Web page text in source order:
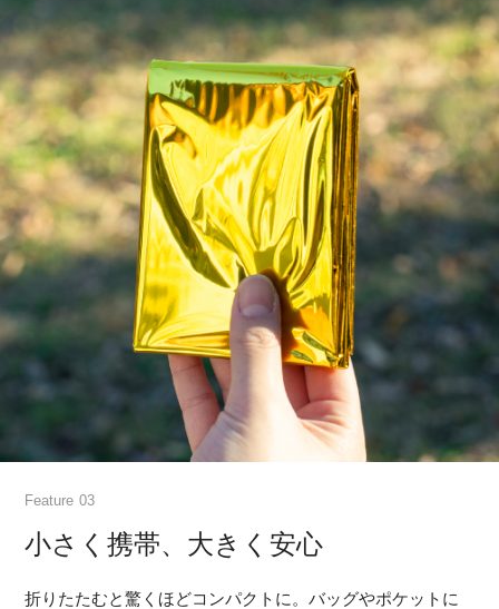
Feature
小さく携帯、大きく安心
折りたたむと驚くほどコンパクトに。バッグやポケットに